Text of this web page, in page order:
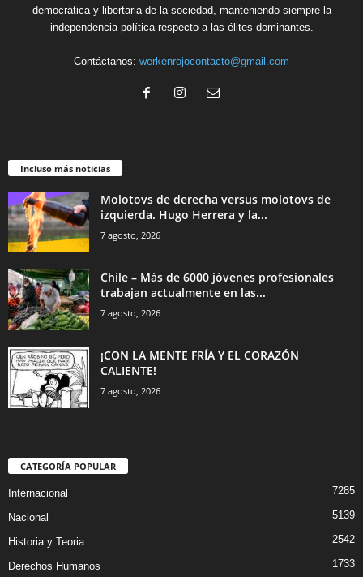
democrática y libertaria de la sociedad, manteniendo siempre la
independencia política respecto a las élites dominantes.
Contáctanos: werkenrojocontacto@gmail.com
Incluso más noticias
Molotovs de derecha versus molotovs de
izquierda. Hugo Herrera y la...
7 agosto, 2026
Chile – Más de 6000 jóvenes profesionales
trabajan actualmente en las...
7 agosto, 2026
¡CON LA MENTE FRÍA Y EL CORAZÓN
CALIENTE!
7 agosto, 2026
CATEGORÍA POPULAR
Internacional 7285
Nacional 5139
Historia y Teoria 2542
Derechos Humanos 1733